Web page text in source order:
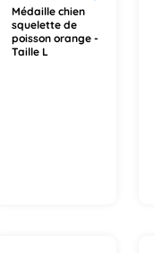
Médaille chien
squelette de
poisson orange -
Taille L